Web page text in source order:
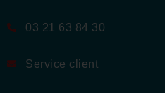
03 21 63 84 30
Service client